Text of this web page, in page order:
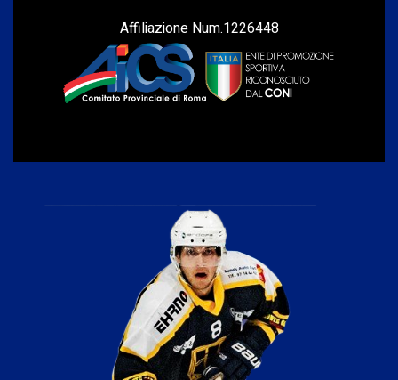
Affiliazione Num.1226448